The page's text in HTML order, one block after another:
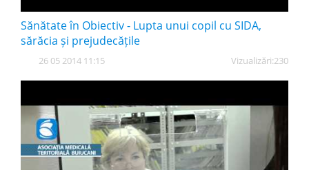
Sănătate în Obiectiv - Lupta unui copil cu SIDA,
sărăcia și prejudecățile
Vizualizări:230
26 05 2014 11:15